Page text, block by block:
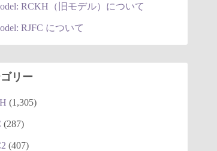
RCKH（旧モデル）について
RJFC について
リー
(1,305)
(287)
(407)